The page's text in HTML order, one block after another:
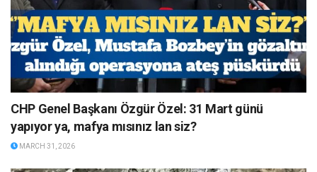
CHP Genel Başkanı Özgür Özel: 31 Mart günü
yapıyor ya, mafya mısınız lan siz?
MARCH 31, 2026